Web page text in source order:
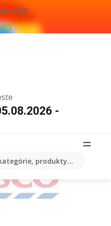
ruke
produkty...
-